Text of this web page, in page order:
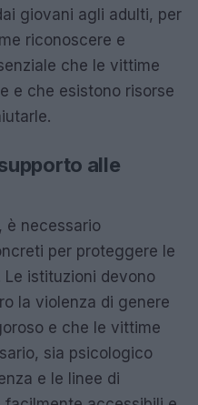
giovani agli adulti, per
riconoscere e
che le vittime
e che esistono risorse
alle
è necessario
per proteggere le
istituzioni devono
la violenza di genere
e che le vittime
sia psicologico
e le linee di